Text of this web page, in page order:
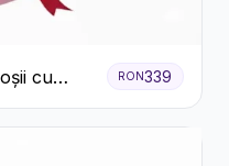
cu
RON339